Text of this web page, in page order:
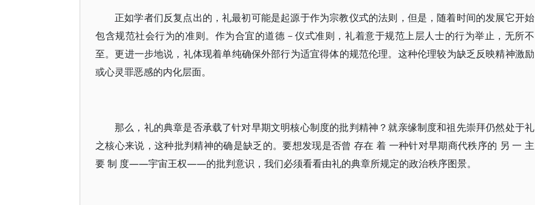
正如学者们反复点出的，礼最初可能是起源于作为宗教仪式的法则，但是，随着时间的发展它开始
包含规范社会行为的准则。作为合宜的道德－仪式准则，礼着意于规范上层人士的行为举止，无所不
至。更进一步地说，礼体现着单纯确保外部行为适宜得体的规范伦理。这种伦理较为缺乏反映精神激励
或心灵罪恶感的内化层面。
那么，礼的典章是否承载了针对早期文明核心制度的批判精神？就亲缘制度和祖先崇拜仍然处于礼
之核心来说，这种批判精神的确是缺乏的。要想发现是否曾 存在 着 一种针对早期商代秩序的 另 一 主
要 制 度——宇宙王权——的批判意识，我们必须看看由礼的典章所规定的政治秩序图景。